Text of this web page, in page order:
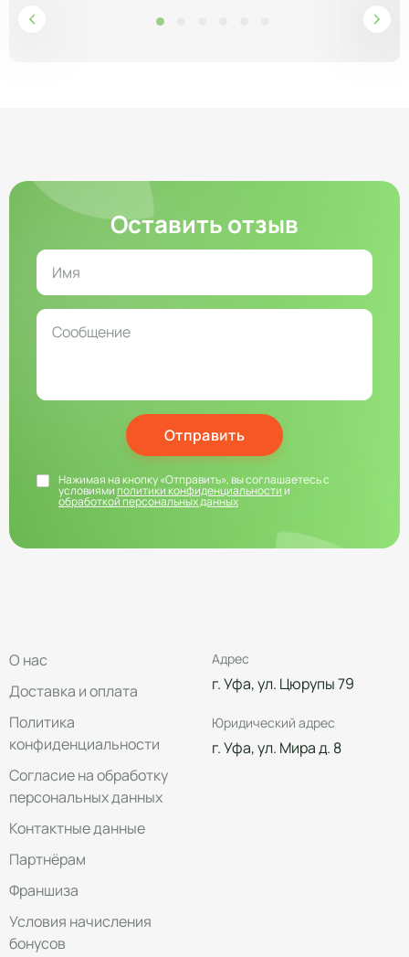
Оставить отзыв
Отправить
Нажимая на кнопку «Отправить», вы соглашаетесь с
условиямиполитики конфиденциальностии
обработкой персональных данных
О нас
Доставка и оплата
Политика
конфиденциальности
Согласие на обработку
персональных данных
Контактные данные
Партнёрам
Франшиза
Условия начисления
бонусов
Адрес
г. Уфа, ул. Цюрупы 79
Юридический адрес
г. Уфа, ул. Мира д. 8